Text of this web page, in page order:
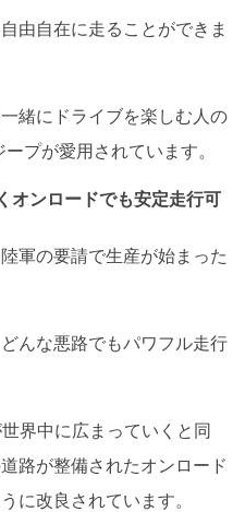
由自在に走ることができま
緒にドライブを楽しむ人の
プが愛用されています。
オンロードでも安定走行可
軍の要請で生産が始まった
んな悪路でもパワフル走行
界中に広まっていくと同
路が整備されたオンロード
に改良されています。